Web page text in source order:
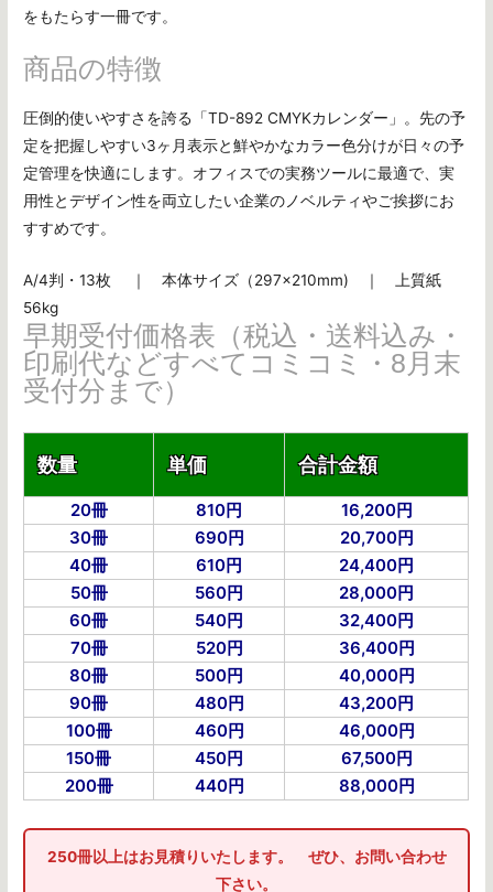
をもたらす一冊です。
商品の特徴
圧倒的使いやすさを誇る「TD-892 CMYKカレンダー」。先の予
定を把握しやすい3ヶ月表示と鮮やかなカラー色分けが日々の予
定管理を快適にします。オフィスでの実務ツールに最適で、実
用性とデザイン性を両立したい企業のノベルティやご挨拶にお
すすめです。
A/4判・13枚 ｜ 本体サイズ（297×210mm) ｜ 上質紙
56kg
早期受付価格表（税込・送料込み・
印刷代などすべてコミコミ・8月末
受付分まで）
数量 単価 合計金額
20冊 810円
16,200円
30冊
690円
20,700円
40冊
610円
24,400円
50冊
560円
28,000円
60冊
540円
32,400円
70冊
520円
36,400円
80冊
500円
40,000円
90冊
480円
43,200円
100冊
460円
46,000円
150冊
450円
67,500円
200冊
440円 88,000円
250冊以上はお見積りいたします。 ぜひ、お問い合わせ
下さい。